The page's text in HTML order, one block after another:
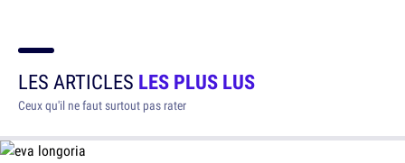
LES ARTICLES LES PLUS LUS
Ceux qu'il ne faut surtout pas rater